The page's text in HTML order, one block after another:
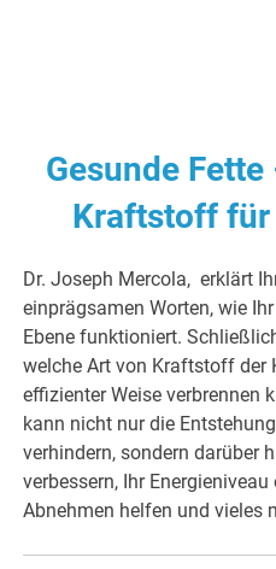
Gesunde
Kraftstoff für
Dr. Joseph Mercola, erklärt
einprägsamen Worten, wie
Ebene funktioniert.
welche Art von Kraftstoff der
effizienter Weise verbrennen
kann nicht nur die
verhindern, sondern darüber
verbessern, Ihr
Abnehmen helfen und vieles